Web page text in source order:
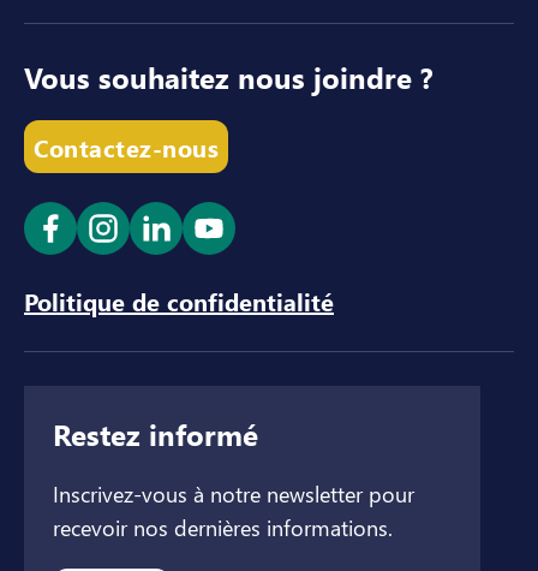
Vous souhaitez nous joindre ?
Contactez-nous
Ouvrir le lien dans un nouvel onglet
Ouvrir le lien dans un nouvel onglet
Ouvrir le lien dans un nouvel
Ouvrir le lien dans un
Politique de confidentialité
Restez informé
Inscrivez-vous à notre newsletter pour
recevoir nos dernières informations.